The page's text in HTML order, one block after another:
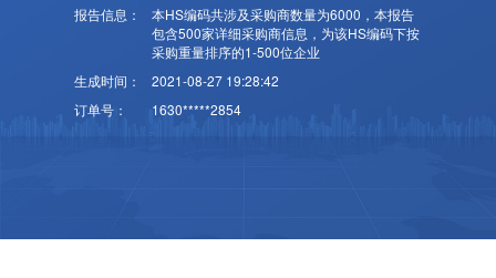
报告信息：
本HS编码共涉及采购商数量为6000，本报告
包含500家详细采购商信息，为该HS编码下按
采购重量排序的1-500位企业
生成时间：
2021-08-27 19:28:42
订单号：
1630*****2854